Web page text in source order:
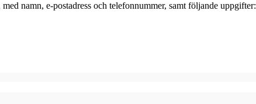
namn, e-postadress och telefonnummer, samt följande uppgifter: